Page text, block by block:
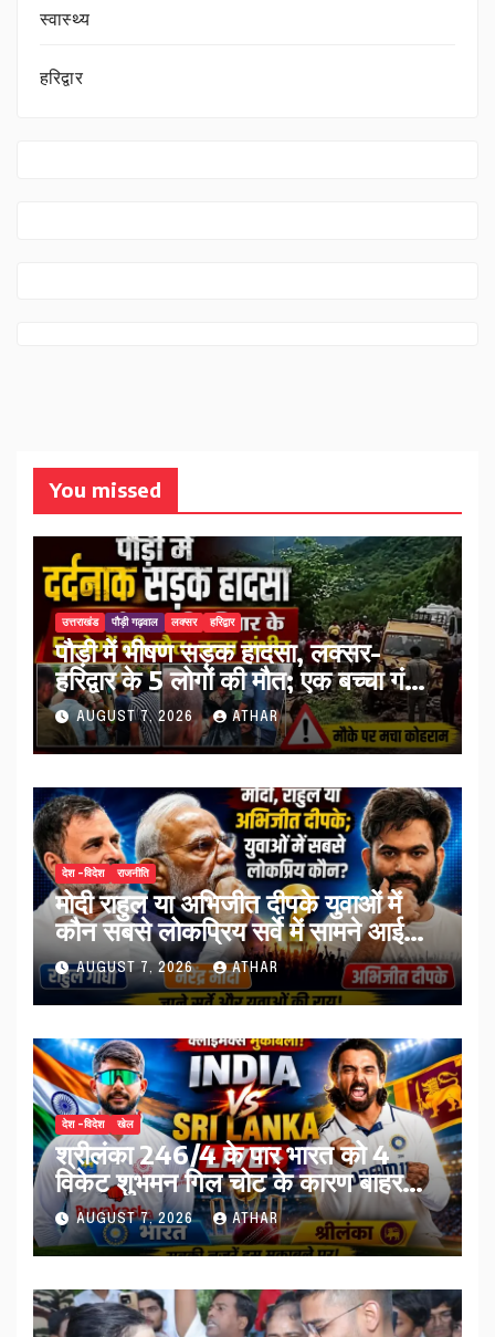
स्वास्थ्य
हरिद्वार
You missed
उत्तराखंड पौड़ी गढ़वाल लक्सर हरिद्वार
पौड़ी में भीषण सड़क हादसा, लक्सर-
हरिद्वार के 5 लोगों की मौत; एक बच्चा गंभीर
घायल…
AUGUST 7, 2026 ATHAR
देश -विदेश राजनीति
मोदी राहुल या अभिजीत दीपके युवाओं में
कौन सबसे लोकप्रिय सर्वे में सामने आई
तस्वीर…
AUGUST 7, 2026 ATHAR
देश -विदेश खेल
श्रीलंका 246/4 के पार भारत को 4
विकेट शुभमन गिल चोट के कारण बाहर…
AUGUST 7, 2026 ATHAR